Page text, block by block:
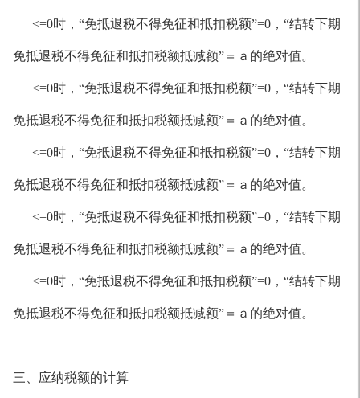
<=0时，“免抵退税不得免征和抵扣税额”=0，“结转下期
免抵退税不得免征和抵扣税额抵减额”＝ａ的绝对值。
<=0时，“免抵退税不得免征和抵扣税额”=0，“结转下期
免抵退税不得免征和抵扣税额抵减额”＝ａ的绝对值。
<=0时，“免抵退税不得免征和抵扣税额”=0，“结转下期
免抵退税不得免征和抵扣税额抵减额”＝ａ的绝对值。
<=0时，“免抵退税不得免征和抵扣税额”=0，“结转下期
免抵退税不得免征和抵扣税额抵减额”＝ａ的绝对值。
<=0时，“免抵退税不得免征和抵扣税额”=0，“结转下期
免抵退税不得免征和抵扣税额抵减额”＝ａ的绝对值。
三、应纳税额的计算